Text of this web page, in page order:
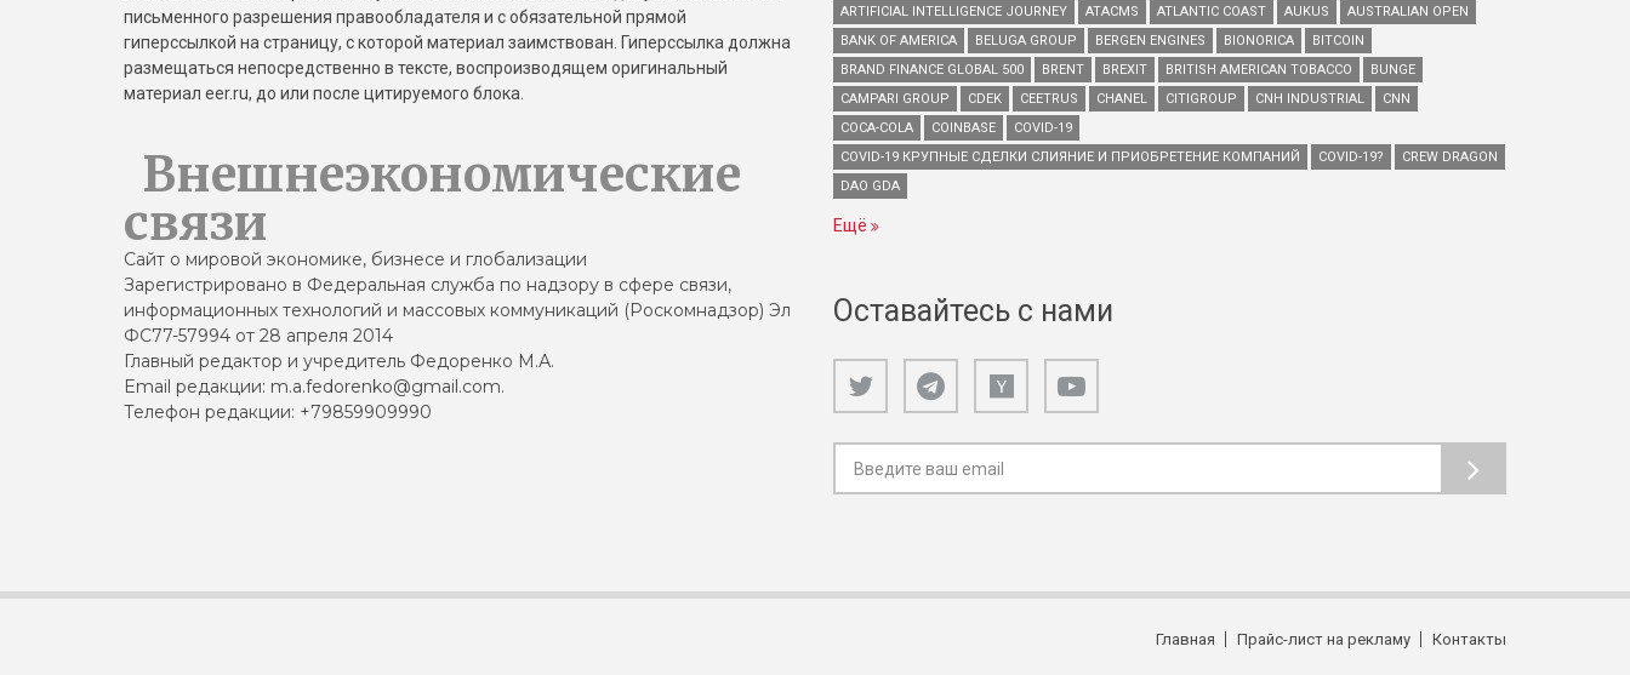
письменного разрешения правообладателя и с обязательной прямой
гиперссылкой на страницу, с которой материал заимствован. Гиперссылка должна
размещаться непосредственно в тексте, воспроизводящем оригинальный
материал eer.ru, до или после цитируемого блока.
Внешнеэкономические
связи
Сайт о мировой экономике, бизнесе и глобализации
Зарегистрировано в Федеральная служба по надзору в сфере связи,
информационных технологий и массовых коммуникаций (Роскомнадзор) Эл
ФС77-57994 от 28 апреля 2014
Главный редактор и учредитель Федоренко М.А.
Email редакции: m.a.fedorenko@gmail.com.
Телефон редакции: +79859909990
ARTIFICIAL INTELLIGENCE JOURNEY
ATACMS ATLANTIC COAST AUKUS
AUSTRALIAN OPEN
BANK OF AMERICA
BELUGA GROUP BERGEN ENGINES BIONORICA
BITCOIN
BRAND FINANCE GLOBAL 500
BRENT BREXIT BRITISH AMERICAN TOBACCO
BUNGE
CAMPARI GROUP
CDEK CEETRUS CHANEL CITIGROUP CNH INDUSTRIAL
CNN
COCA-COLA
COINBASE
COVID-19
COVID-19 КРУПНЫЕ СДЕЛКИ СЛИЯНИЕ И ПРИОБРЕТЕНИЕ КОМПАНИЙ
COVID-19?
CREW DRAGON
DAO GDA
Ещё
Оставайтесь с нами
Главная Прайс-лист на рекламу Контакты